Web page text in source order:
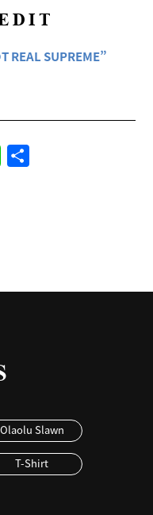
REAL SUPREME”
Line
Olaolu Slawn
T-Shirt